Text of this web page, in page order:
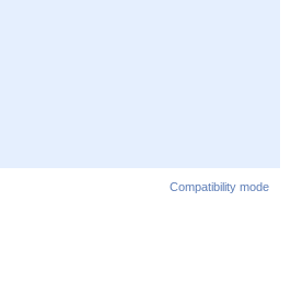
Compatibility mode